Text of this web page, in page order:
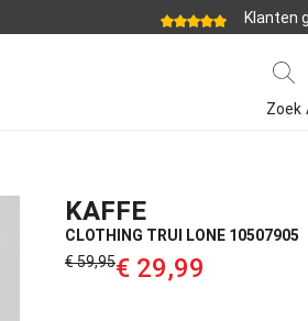
Klanten
Zoek
KAFFE
CLOTHING TRUI LONE 10507905
€ 59,95‌€ 29,99‌